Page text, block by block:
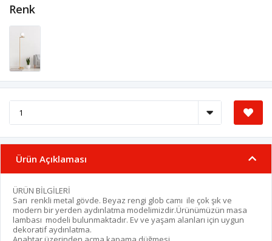
Renk
Ürün Açıklaması
ÜRÜN BİLGİLERİ
Sarı renkli metal gövde. Beyaz rengi glob camı ile çok şık ve
modern bir yerden aydınlatma modelimizdir.Ürünümüzün masa
lambası modeli bulunmaktadır. Ev ve yaşam alanları için uygun
dekoratif aydınlatma.